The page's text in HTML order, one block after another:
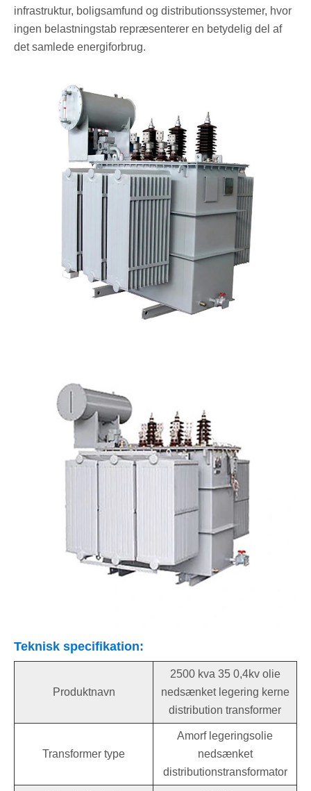
infrastruktur, boligsamfund og distributionssystemer, hvor
ingen belastningstab repræsenterer en betydelig del af
det samlede energiforbrug.
Teknisk specifikation:
Produktnavn
2500 kva 35 0,4kv olie
nedsænket legering kerne
distribution transformer
Transformer type
Amorf legeringsolie
nedsænket
distributionstransformator